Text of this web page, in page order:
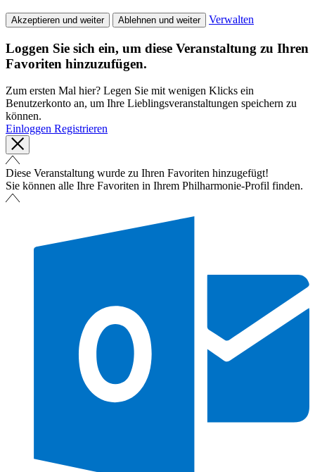
Akzeptieren und weiter Ablehnen und weiter Verwalten
Loggen Sie sich ein, um diese Veranstaltung zu Ihren
Favoriten hinzuzufügen.
Zum ersten Mal hier? Legen Sie mit wenigen Klicks ein
Benutzerkonto an, um Ihre Lieblingsveranstaltungen speichern zu
können.
Einloggen Registrieren
Diese Veranstaltung wurde zu Ihren Favoriten hinzugefügt!
Sie können alle Ihre Favoriten in Ihrem Philharmonie-Profil finden.